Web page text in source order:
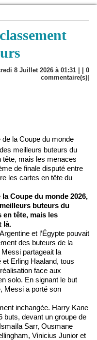
8 Juillet 2026 à 01:31 | | 0
commentaire(s)|
la Coupe du monde
meilleurs buteurs du
tête, mais les menaces
de finale disputé entre
les cartes en tête du
Coupe du monde 2026,
buteurs du
tête, mais les
là.
et l’Égypte pouvait
des buteurs de la
partageait la
Erling Haaland, tous
face aux
solo. En signant le but
Messi a porté son
inchangée. Harry Kane
buts, devant un groupe de
Sarr, Ousmane
Vinicius Junior et